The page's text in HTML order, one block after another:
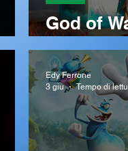
God of
con
God of
Edy Ferrone
3 giu
Tempo di